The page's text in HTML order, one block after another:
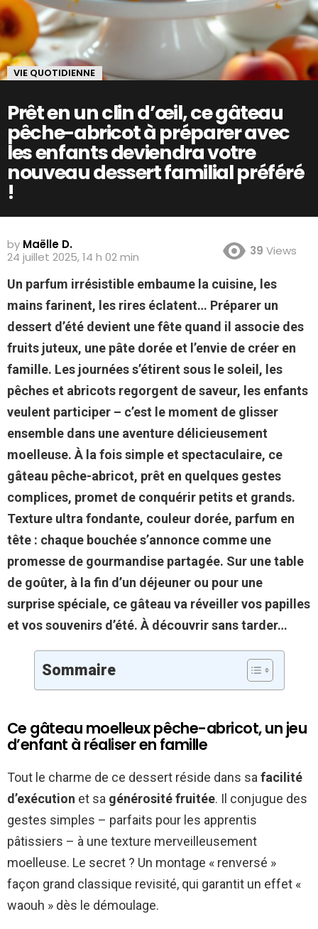
VIE QUOTIDIENNE
Prêt en un clin d’œil, ce gâteau
pêche-abricot à préparer avec
les enfants deviendra votre
nouveau dessert familial préféré
!
by Maëlle D.
24 juillet 2025, 14 h 02 min
39 Views
Un parfum irrésistible embaume la cuisine, les
mains farinent, les rires éclatent… Préparer un
dessert d’été devient une fête quand il associe des
fruits juteux, une pâte dorée et l’envie de créer en
famille. Les journées s’étirent sous le soleil, les
pêches et abricots regorgent de saveur, les enfants
veulent participer – c’est le moment de glisser
ensemble dans une aventure délicieusement
moelleuse. À la fois simple et spectaculaire, ce
gâteau pêche-abricot, prêt en quelques gestes
complices, promet de conquérir petits et grands.
Texture ultra fondante, couleur dorée, parfum en
tête : chaque bouchée s’annonce comme une
promesse de gourmandise partagée. Sur une table
de goûter, à la fin d’un déjeuner ou pour une
surprise spéciale, ce gâteau va réveiller vos papilles
et vos souvenirs d’été. À découvrir sans tarder…
Sommaire
Ce gâteau moelleux pêche-abricot, un jeu
d’enfant à réaliser en famille
Tout le charme de ce dessert réside dans sa facilité
d’exécution et sa générosité fruitée. Il conjugue des
gestes simples – parfaits pour les apprentis
pâtissiers – à une texture merveilleusement
moelleuse. Le secret ? Un montage « renversé »
façon grand classique revisité, qui garantit un effet «
waouh » dès le démoulage.